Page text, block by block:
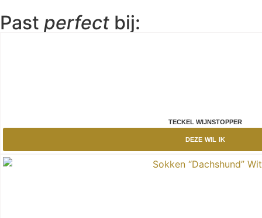
Past perfect bij:
TECKEL WIJNSTOPPER
DEZE WIL IK